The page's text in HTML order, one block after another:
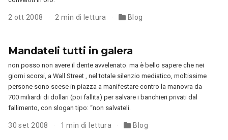
2 ott 2008 2 min di lettura Blog
Mandateli tutti in galera
non posso non avere il dente avvelenato. ma è bello sapere che nei
giorni scorsi, a Wall Street , nel totale silenzio mediatico, moltissime
persone sono scese in piazza a manifestare contro la manovra da
700 miliardi di dollari (poi fallita) per salvare i banchieri privati dal
fallimento, con slogan tipo: “non salvateli.
30 set 2008 1 min di lettura Blog